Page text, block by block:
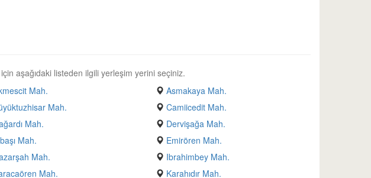
aşağıdaki listeden ilgili yerleşim yerini seçiniz.
Mah.
Asmakaya Mah.
Mah.
Camiicedit Mah.
Mah.
Dervişağa Mah.
Mah.
Emirören Mah.
Mah.
Ibrahimbey Mah.
Mah.
Karahıdır Mah.